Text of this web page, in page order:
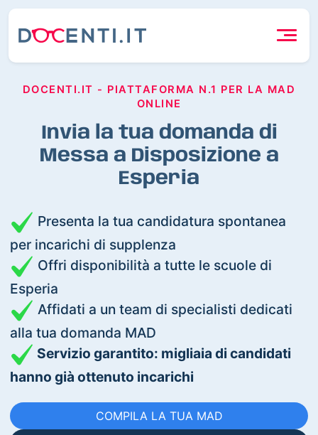
DOCENTI.IT - PIATTAFORMA N.1 PER LA MAD
ONLINE
Invia la tua domanda di
Messa a Disposizione a
Esperia
Presenta la tua candidatura spontanea
per incarichi di supplenza
Offri disponibilità a tutte le scuole di
Esperia
Affidati a un team di specialisti dedicati
alla tua domanda MAD
Servizio garantito: migliaia di candidati
hanno già ottenuto incarichi
COMPILA LA TUA MAD